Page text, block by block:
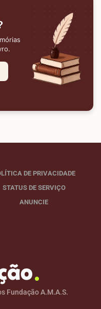
DE PRIVACIDADE
STATUS DE SERVIÇO
ANUNCIE
Fundação A.M.A.S.